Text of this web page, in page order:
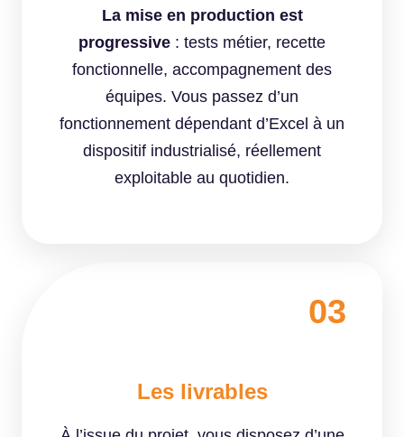
La mise en production est
progressive : tests métier, recette
fonctionnelle, accompagnement des
équipes. Vous passez d’un
fonctionnement dépendant d’Excel à un
dispositif industrialisé, réellement
exploitable au quotidien.
03
Les livrables